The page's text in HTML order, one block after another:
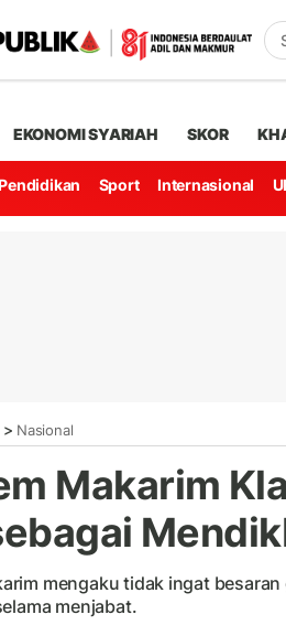
EKONOMI SYARIAH SKOR
Pendidikan Sport Internasional
> Nasional
Makarim
mengaku tidak ingat
menjabat.